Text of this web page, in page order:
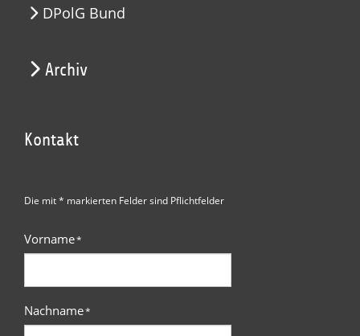
DPolG Bund
Archiv
Kontakt
Die mit * markierten Felder sind Pflichtfelder
Vorname*
Nachname*